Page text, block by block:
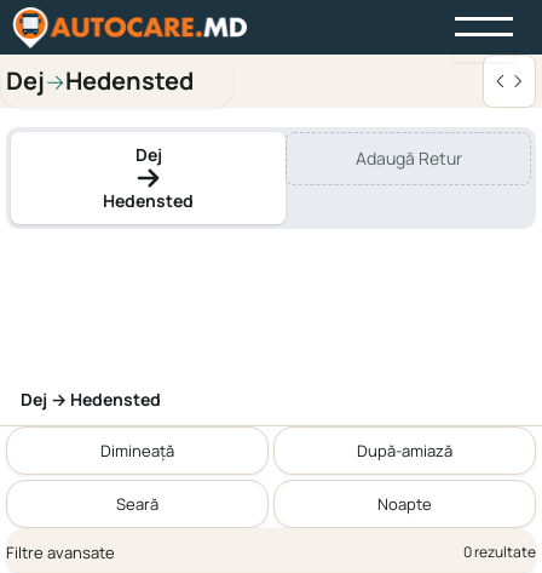
Dej→Hedensted
Dej
Hedensted
Adaugă Retur
Dej → Hedensted
Dimineață După-amiază
Seară Noapte
Filtre avansate 0 rezultate